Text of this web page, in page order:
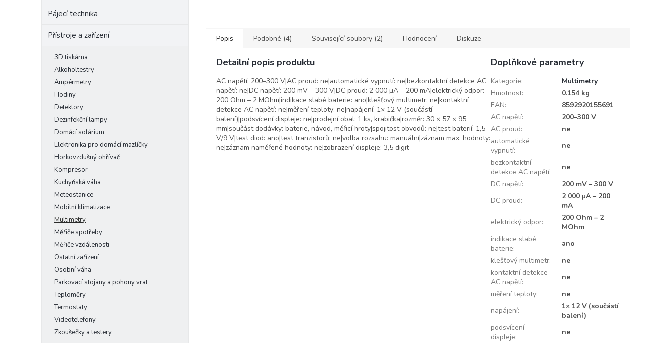
Pájecí technika
Přístroje a zařízení
3D tiskárna
Alkoholtestry
Ampérmetry
Hodiny
Detektory
Dezinfekční lampy
Domácí solárium
Elektronika pro domácí mazlíčky
Horkovzdušný ohřívač
Kompresor
Kuchyňská váha
Meteostanice
Mobilní klimatizace
Multimetry
Měřiče spotřeby
Měřiče vzdálenosti
Ostatní zařízení
Osobní váha
Parkovací stojany a pohony vrat
Teploměry
Termostaty
Videotelefony
Zkoušečky a testery
Popis Podobné (4) Související soubory (2) Hodnocení Diskuze
Detailní popis produktu
AC napětí: 200–300 V|AC proud: ne|automatické vypnutí: ne|bezkontaktní detekce AC
napětí: ne|DC napětí: 200 mV – 300 V|DC proud: 2 000 µA – 200 mA|elektrický odpor:
200 Ohm – 2 MOhm|indikace slabé baterie: ano|klešťový multimetr: ne|kontaktní
detekce AC napětí: ne|měření teploty: ne|napájení: 1× 12 V (součástí
balení)|podsvícení displeje: ne|prodejní obal: 1 ks, krabička|rozměr: 30 × 57 × 95
mm|součást dodávky: baterie, návod, měřicí hroty|spojitost obvodů: ne|test baterií: 1,5
V/9 V|test diod: ano|test tranzistorů: ne|volba rozsahu: manuální|záznam max. hodnoty:
ne|záznam naměřené hodnoty: ne|zobrazení displeje: 3,5 digit
Doplňkové parametry
Kategorie:
Multimetry
Hmotnost:
0.154 kg
EAN:
8592920155691
AC napětí:
200–300 V
AC proud:
ne
automatické
vypnutí:
ne
bezkontaktní
detekce AC napětí:
ne
DC napětí:
200 mV – 300 V
DC proud:
2 000 µA – 200
mA
elektrický odpor:
200 Ohm – 2
MOhm
indikace slabé
baterie:
ano
klešťový multimetr:
ne
kontaktní detekce
AC napětí:
ne
měření teploty:
ne
napájení:
1× 12 V (součástí
balení)
podsvícení
displeje:
ne